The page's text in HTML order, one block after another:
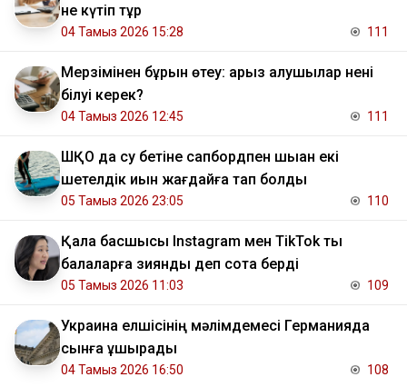
не күтіп тұр
04 Тамыз 2026 15:28 111
Мерзімінен бұрын өтеу: қарыз алушылар нені
білуі керек?
04 Тамыз 2026 12:45 111
ШҚО да су бетіне сапбордпен шыққан екі
шетелдік қиын жағдайға тап болды
05 Тамыз 2026 23:05 110
Қала басшысы Instagram мен TikTok ты
балаларға зиянды деп сотқа берді
05 Тамыз 2026 11:03 109
Украина елшісінің мәлімдемесі Германияда
сынға ұшырады
04 Тамыз 2026 16:50 108